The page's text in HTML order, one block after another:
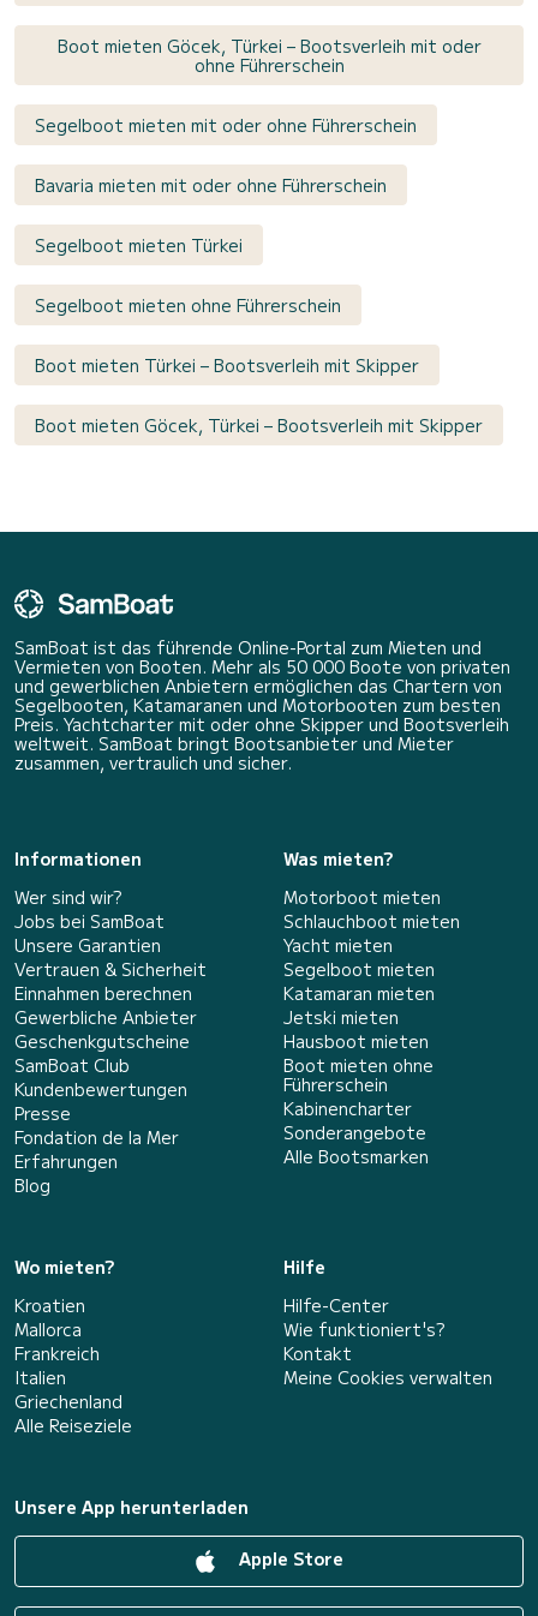
Boot mieten Göcek, Türkei – Bootsverleih mit oder
ohne Führerschein
Segelboot mieten mit oder ohne Führerschein
Bavaria mieten mit oder ohne Führerschein
Segelboot mieten Türkei
Segelboot mieten ohne Führerschein
Boot mieten Türkei – Bootsverleih mit Skipper
Boot mieten Göcek, Türkei – Bootsverleih mit Skipper
SamBoat ist das führende Online-Portal zum Mieten und
Vermieten von Booten. Mehr als 50 000 Boote von privaten
und gewerblichen Anbietern ermöglichen das Chartern von
Segelbooten, Katamaranen und Motorbooten zum besten
Preis. Yachtcharter mit oder ohne Skipper und Bootsverleih
weltweit. SamBoat bringt Bootsanbieter und Mieter
zusammen, vertraulich und sicher.
Informationen
Wer sind wir?
Jobs bei SamBoat
Unsere Garantien
Vertrauen & Sicherheit
Einnahmen berechnen
Gewerbliche Anbieter
Geschenkgutscheine
SamBoat Club
Kundenbewertungen
Presse
Fondation de la Mer
Erfahrungen
Blog
Was mieten?
Motorboot mieten
Schlauchboot mieten
Yacht mieten
Segelboot mieten
Katamaran mieten
Jetski mieten
Hausboot mieten
Boot mieten ohne
Führerschein
Kabinencharter
Sonderangebote
Alle Bootsmarken
Wo mieten?
Kroatien
Mallorca
Frankreich
Italien
Griechenland
Alle Reiseziele
Hilfe
Hilfe-Center
Wie funktioniert's?
Kontakt
Meine Cookies verwalten
Unsere App herunterladen
Apple Store